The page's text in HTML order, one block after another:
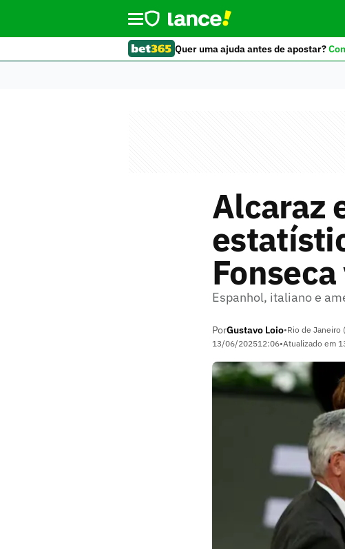
Quer uma ajuda antes de apostar?
Alcaraz
Espanhol, italiano e
PorGustavo Loio•Rio de Janeiro
13/06/202512:06•Atualizado em